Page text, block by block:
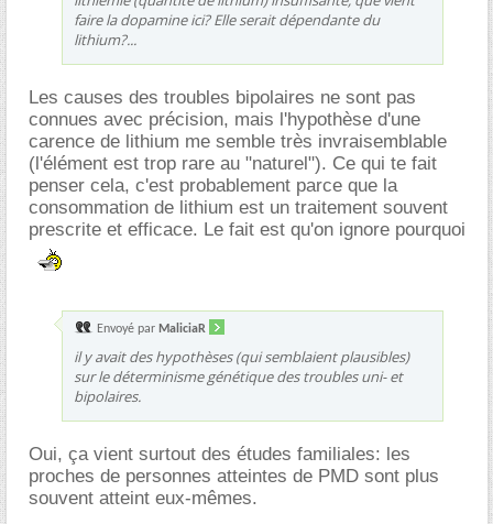
faire la dopamine ici? Elle serait dépendante du
lithium?...
Les causes des troubles bipolaires ne sont pas
connues avec précision, mais l'hypothèse d'une
carence de lithium me semble très invraisemblable
(l'élément est trop rare au "naturel"). Ce qui te fait
penser cela, c'est probablement parce que la
consommation de lithium est un traitement souvent
prescrite et efficace. Le fait est qu'on ignore pourquoi
Envoyé par MaliciaR
il y avait des hypothèses (qui semblaient plausibles)
sur le déterminisme génétique des troubles uni- et
bipolaires.
Oui, ça vient surtout des études familiales: les
proches de personnes atteintes de PMD sont plus
souvent atteint eux-mêmes.